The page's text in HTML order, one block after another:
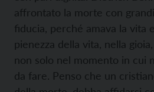
affrontato la morte con
fiducia, perché amava la vita
pienezza della vita, nella
non solo nel momento in cui
da fare. Penso che un